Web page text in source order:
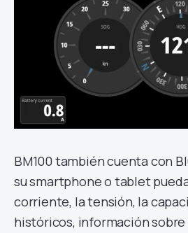
BM100 también cuenta con
su smartphone o tablet
corriente, la tensión, la
históricos, información